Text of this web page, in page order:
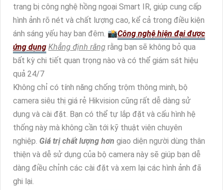
trang bị công nghệ hồng ngoại Smart IR, giúp cung cấp
hình ảnh rõ nét và chất lượng cao, kể cả trong điều kiện
ánh sáng yếu hay ban đêm. 📸Công nghệ hiện đại được
ứng dụng Khẳng định rằng rằng bạn sẽ không bỏ qua
bất kỳ chi tiết quan trọng nào và có thể giám sát hiệu
quả 24/7
Không chỉ có tính năng chống trộm thông minh, bộ
camera siêu thị giá rẻ Hikvision cũng rất dễ dàng sử
dụng và cài đặt. Bạn có thể tự lắp đặt và cấu hình hệ
thống này mà không cần tới kỹ thuật viên chuyên
nghiệp. Giá trị chất lượng hơn giao diện người dùng thân
thiện và dễ sử dụng của bộ camera này sẽ giúp bạn dễ
dàng điều chỉnh các cài đặt và xem lại các hình ảnh đã
ghi lại.